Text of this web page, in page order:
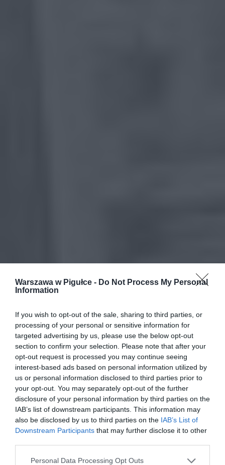
Warszawa w Pigułce - Do Not Process My Personal
Information
If you wish to opt-out of the sale, sharing to third parties, or
processing of your personal or sensitive information for
targeted advertising by us, please use the below opt-out
section to confirm your selection. Please note that after your
opt-out request is processed you may continue seeing
interest-based ads based on personal information utilized by
us or personal information disclosed to third parties prior to
your opt-out. You may separately opt-out of the further
disclosure of your personal information by third parties on the
IAB’s list of downstream participants. This information may
also be disclosed by us to third parties on the IAB’s List of
Downstream Participants that may further disclose it to other
Personal Data Processing Opt Outs